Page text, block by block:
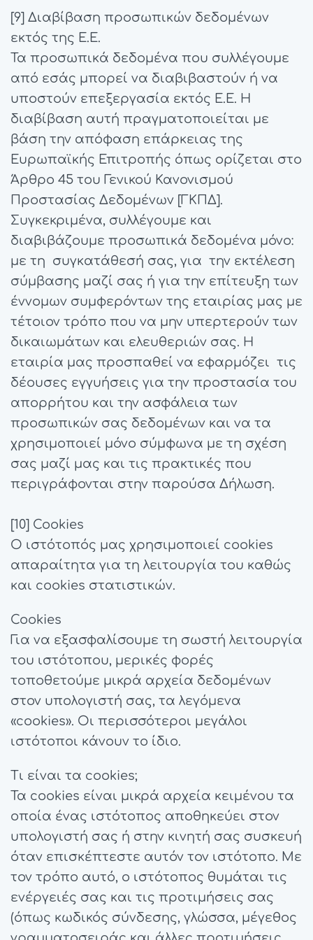
[9] Διαβίβαση προσωπικών δεδομένων
εκτός της Ε.Ε.
Τα προσωπικά δεδομένα που συλλέγουμε
από εσάς μπορεί να διαβιβαστούν ή να
υποστούν επεξεργασία εκτός Ε.Ε. Η
διαβίβαση αυτή πραγματοποιείται με
βάση την απόφαση επάρκειας της
Ευρωπαϊκής Επιτροπής όπως ορίζεται στο
Άρθρο 45 του Γενικού Κανονισμού
Προστασίας Δεδομένων [ΓΚΠΔ].
Συγκεκριμένα, συλλέγουμε και
διαβιβάζουμε προσωπικά δεδομένα μόνο:
με τη συγκατάθεσή σας, για την εκτέλεση
σύμβασης μαζί σας ή για την επίτευξη των
έννομων συμφερόντων της εταιρίας μας με
τέτοιον τρόπο που να μην υπερτερούν των
δικαιωμάτων και ελευθεριών σας. Η
εταιρία μας προσπαθεί να εφαρμόζει τις
δέουσες εγγυήσεις για την προστασία του
απορρήτου και την ασφάλεια των
προσωπικών σας δεδομένων και να τα
χρησιμοποιεί μόνο σύμφωνα με τη σχέση
σας μαζί μας και τις πρακτικές που
περιγράφονται στην παρούσα Δήλωση.
[10] Cookies
Ο ιστότοπός μας χρησιμοποιεί cookies
απαραίτητα για τη λειτουργία του καθώς
και cookies στατιστικών.
Cookies
Για να εξασφαλίσουμε τη σωστή λειτουργία
του ιστότοπου, μερικές φορές
τοποθετούμε μικρά αρχεία δεδομένων
στον υπολογιστή σας, τα λεγόμενα
«cookies». Οι περισσότεροι μεγάλοι
ιστότοποι κάνουν το ίδιο.
Τι είναι τα cookies;
Τα cookies είναι μικρά αρχεία κειμένου τα
οποία ένας ιστότοπος αποθηκεύει στον
υπολογιστή σας ή στην κινητή σας συσκευή
όταν επισκέπτεστε αυτόν τον ιστότοπο. Με
τον τρόπο αυτό, ο ιστότοπος θυμάται τις
ενέργειές σας και τις προτιμήσεις σας
(όπως κωδικός σύνδεσης, γλώσσα, μέγεθος